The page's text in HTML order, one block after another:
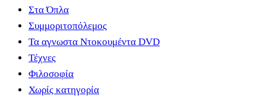
Στα Όπλα
Συμμοριτοπόλεμος
Τα αγνωστα Ντοκουμέντα DVD
Τέχνες
Φιλοσοφία
Χωρίς κατηγορία